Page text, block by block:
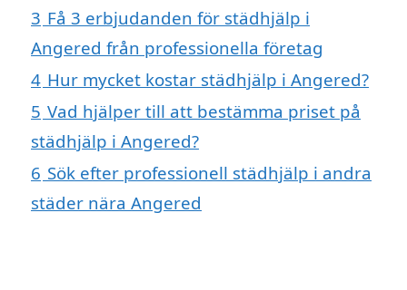
3 Få 3 erbjudanden för städhjälp i
Angered från professionella företag
4 Hur mycket kostar städhjälp i Angered?
5 Vad hjälper till att bestämma priset på
städhjälp i Angered?
6 Sök efter professionell städhjälp i andra
städer nära Angered